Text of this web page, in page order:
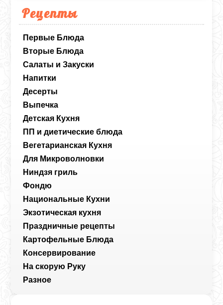
Рецепты
Первые Блюда
Вторые Блюда
Салаты и Закуски
Напитки
Десерты
Выпечка
Детская Кухня
ПП и диетические блюда
Вегетарианская Кухня
Для Микроволновки
Ниндзя гриль
Фондю
Национальные Кухни
Экзотическая кухня
Праздничные рецепты
Картофельные Блюда
Консервирование
На скорую Руку
Разное